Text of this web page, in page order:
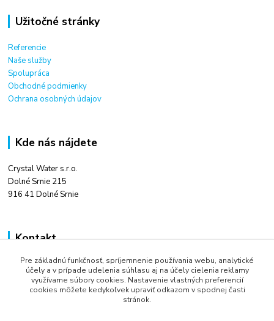
Užitočné stránky
Referencie
Naše služby
Spolupráca
Obchodné podmienky
Ochrana osobných údajov
Kde nás nájdete
Crystal Water s.r.o.
Dolné Srnie 215
916 41 Dolné Srnie
Kontakt
Ing. Tomáš Kováč
+421 948 666 880
9:00 - 16:00
Pre základnú funkčnosť, spríjemnenie používania webu, analytické
účely a v prípade udelenia súhlasu aj na účely cielenia reklamy
využívame súbory cookies. Nastavenie vlastných preferencií
cookies môžete kedykoľvek upraviť odkazom v spodnej časti
stránok.